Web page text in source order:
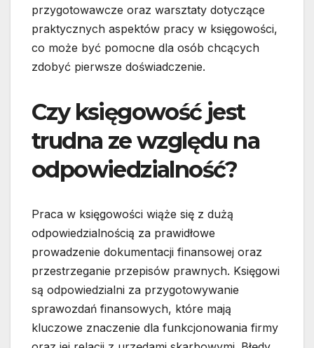
przygotowawcze oraz warsztaty dotyczące
praktycznych aspektów pracy w księgowości,
co może być pomocne dla osób chcących
zdobyć pierwsze doświadczenie.
Czy księgowość jest
trudna ze względu na
odpowiedzialność?
Praca w księgowości wiąże się z dużą
odpowiedzialnością za prawidłowe
prowadzenie dokumentacji finansowej oraz
przestrzeganie przepisów prawnych. Księgowi
są odpowiedzialni za przygotowywanie
sprawozdań finansowych, które mają
kluczowe znaczenie dla funkcjonowania firmy